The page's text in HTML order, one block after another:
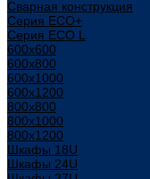
Сварная конструкция
Серия ECO+
Серия ECO L
600x600
600x800
600х1000
600х1200
800x800
800х1000
800х1200
Шкафы 18U
Шкафы 24U